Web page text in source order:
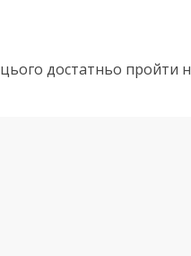
достатньо пройти